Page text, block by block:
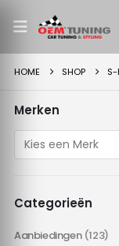
HOME SHOP S-
Merken
Categorieën
Aanbiedingen (123)